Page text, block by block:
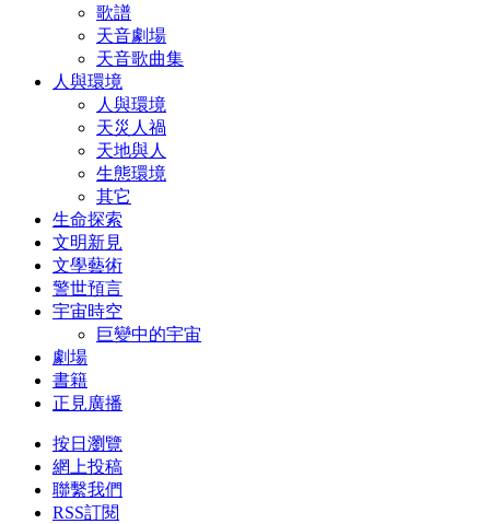
歌譜
天音劇場
天音歌曲集
人與環境
人與環境
天災人禍
天地與人
生態環境
其它
生命探索
文明新見
文學藝術
警世預言
宇宙時空
巨變中的宇宙
劇場
書籍
正見廣播
按日瀏覽
網上投稿
聯繫我們
RSS訂閱